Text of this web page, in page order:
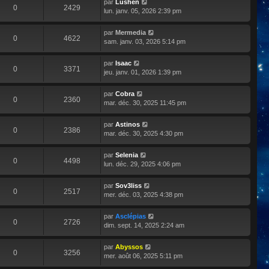
0 2429
par Lushen
lun. janv. 05, 2026 2:39 pm
0 4622
par Mermedia
sam. janv. 03, 2026 5:14 pm
0 3371
par Isaac
jeu. janv. 01, 2026 1:39 pm
0 2360
par Cobra
mar. déc. 30, 2025 11:45 pm
0 2386
par Astinos
mar. déc. 30, 2025 4:30 pm
0 4498
par Selenia
lun. déc. 29, 2025 4:06 pm
0 2517
par Sov3liss
mer. déc. 03, 2025 4:38 pm
0 2726
par Asclépias
dim. sept. 14, 2025 2:24 am
0 3256
par Abyssos
mer. août 06, 2025 5:11 pm